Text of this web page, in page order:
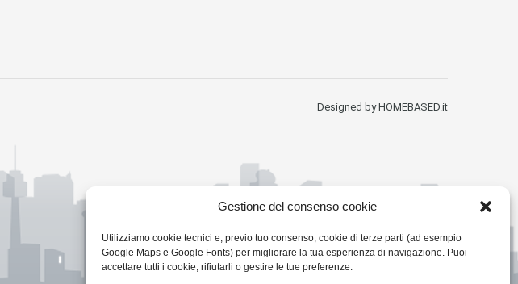
Gestione del consenso cookie
Utilizziamo cookie tecnici e, previo tuo consenso, cookie di terze parti (ad esempio
Google Maps e Google Fonts) per migliorare la tua esperienza di navigazione. Puoi
accettare tutti i cookie, rifiutarli o gestire le tue preferenze.
Designed by HOMEBASED.it